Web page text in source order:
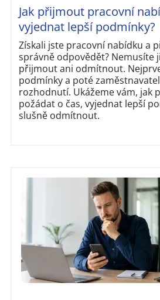
Jak přijmout pracovní
vyjednat lepší podmínky?
Získali jste pracovní nabídku a
správně odpovědět? Nemusíte
přijmout ani odmítnout.
podmínky a poté
rozhodnutí. Ukážeme vám, jak
požádat o čas, vyjednat lepší
slušně odmítnout.